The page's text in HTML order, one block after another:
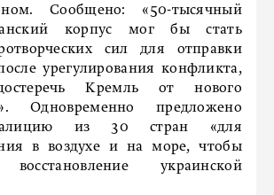
Сообщено: «50-тысячный
корпус мог бы стать
сил для отправки
урегулирования конфликта,
Кремль от нового
Одновременно предложено
из 30 стран «для
в воздухе и на море, чтобы
восстановление украинской